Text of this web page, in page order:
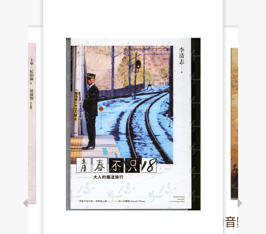
知音鸚